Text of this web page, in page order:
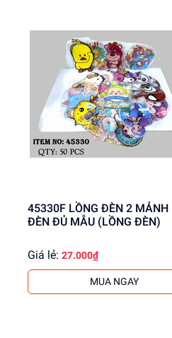
45330F LỒNG ĐÈN 2 MẢNH
ĐÈN ĐỦ MẪU (LỒNG ĐÈN)
Giá lẻ: 27.000₫
MUA NGAY